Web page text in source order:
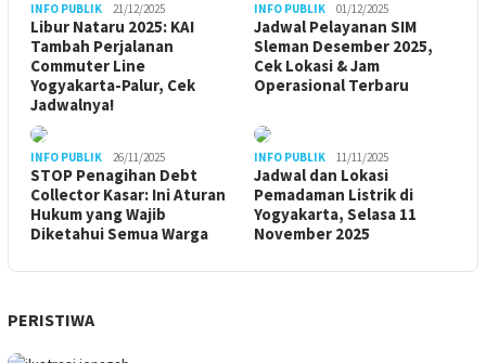
INFO PUBLIK 21/12/2025
Libur Nataru 2025: KAI
Tambah Perjalanan
Commuter Line
Yogyakarta-Palur, Cek
Jadwalnya!
INFO PUBLIK 01/12/2025
Jadwal Pelayanan SIM
Sleman Desember 2025,
Cek Lokasi & Jam
Operasional Terbaru
INFO PUBLIK 26/11/2025
STOP Penagihan Debt
Collector Kasar: Ini Aturan
Hukum yang Wajib
Diketahui Semua Warga
INFO PUBLIK 11/11/2025
Jadwal dan Lokasi
Pemadaman Listrik di
Yogyakarta, Selasa 11
November 2025
PERISTIWA